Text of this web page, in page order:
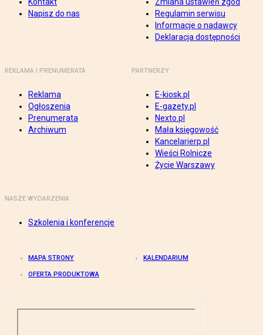
Napisz do nas
Regulamin serwisu
Informacje o nadawcy
Deklaracja dostępności
REKLAMA I PRENUMERATA
Reklama
Ogłoszenia
Prenumerata
Archiwum
PARTNERZY
E-kiosk.pl
E-gazety.pl
Nexto.pl
Mała księgowość
Kancelarierp.pl
Wieści Rolnicze
Życie Warszawy
NASZE WYDARZENIA
Szkolenia i konferencje
MAPA STRONY KALENDARIUM
OFERTA PRODUKTOWA